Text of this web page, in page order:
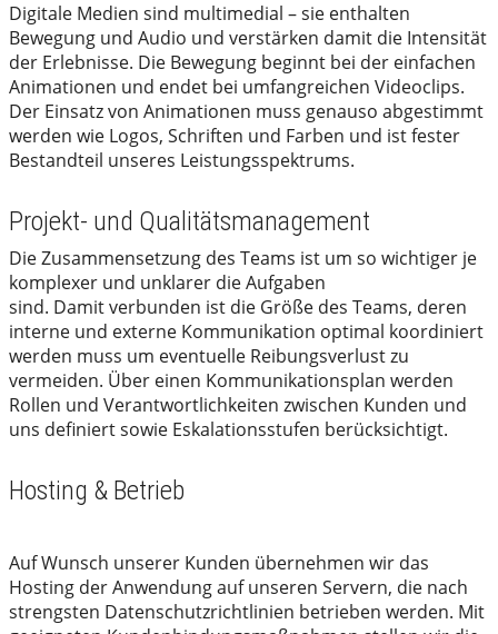
Digitale Medien sind multimedial – sie enthalten
Bewegung und Audio und verstärken damit die Intensität
der Erlebnisse. Die Bewegung beginnt bei der einfachen
Animationen und endet bei umfangreichen Videoclips.
Der Einsatz von Animationen muss genauso abgestimmt
werden wie Logos, Schriften und Farben und ist fester
Bestandteil unseres Leistungsspektrums.
Projekt- und Qualitätsmanagement
Die Zusammensetzung des Teams ist um so wichtiger je
komplexer und unklarer die Aufgaben
sind. Damit verbunden ist die Größe des Teams, deren
interne und externe Kommunikation optimal koordiniert
werden muss um eventuelle Reibungsverlust zu
vermeiden. Über einen Kommunikationsplan werden
Rollen und Verantwortlichkeiten zwischen Kunden und
uns definiert sowie Eskalationsstufen berücksichtigt.
Hosting & Betrieb
Auf Wunsch unserer Kunden übernehmen wir das
Hosting der Anwendung auf unseren Servern, die nach
strengsten Datenschutzrichtlinien betrieben werden. Mit